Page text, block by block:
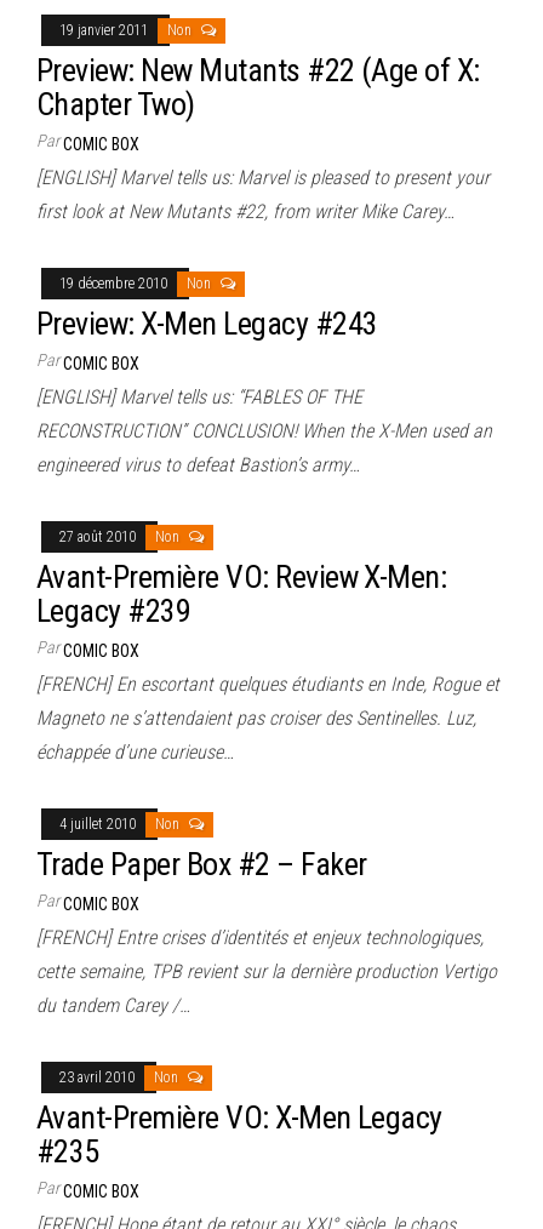
19 janvier 2011 Non
Preview: New Mutants #22 (Age of X:
Chapter Two)
ParCOMIC BOX
[ENGLISH] Marvel tells us: Marvel is pleased to present your
first look at New Mutants #22, from writer Mike Carey…
19 décembre 2010 Non
Preview: X-Men Legacy #243
ParCOMIC BOX
[ENGLISH] Marvel tells us: “FABLES OF THE
RECONSTRUCTION” CONCLUSION! When the X-Men used an
engineered virus to defeat Bastion’s army…
27 août 2010 Non
Avant-Première VO: Review X-Men:
Legacy #239
ParCOMIC BOX
[FRENCH] En escortant quelques étudiants en Inde, Rogue et
Magneto ne s’attendaient pas croiser des Sentinelles. Luz,
échappée d’une curieuse…
4 juillet 2010 Non
Trade Paper Box #2 – Faker
ParCOMIC BOX
[FRENCH] Entre crises d’identités et enjeux technologiques,
cette semaine, TPB revient sur la dernière production Vertigo
du tandem Carey /…
23 avril 2010 Non
Avant-Première VO: X-Men Legacy
#235
ParCOMIC BOX
[FRENCH] Hope étant de retour au XXI° siècle, le chaos